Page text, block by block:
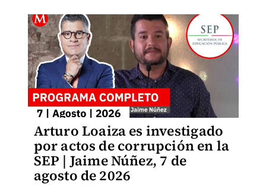
Arturo Loaiza es investigado
por actos de corrupción en la
SEP | Jaime Núñez, 7 de
agosto de 2026